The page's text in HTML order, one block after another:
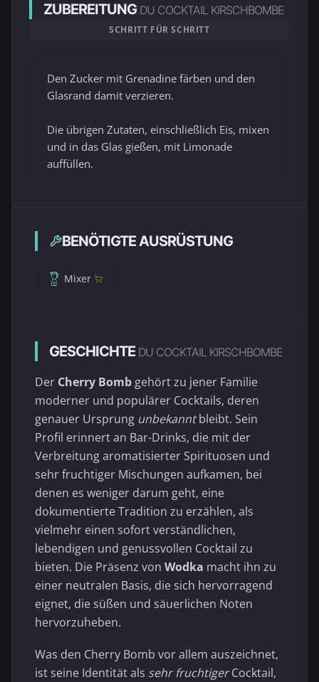
ZUBEREITUNG DU COCKTAIL KIRSCHBOMBE
SCHRITT FÜR SCHRITT
Den Zucker mit Grenadine färben und den
Glasrand damit verzieren.
Die übrigen Zutaten, einschließlich Eis, mixen
und in das Glas gießen, mit Limonade
auffüllen.
BENÖTIGTE AUSRÜSTUNG
Mixer
GESCHICHTE DU COCKTAIL KIRSCHBOMBE
Der Cherry Bomb gehört zu jener Familie
moderner und populärer Cocktails, deren
genauer Ursprung unbekanntbleibt. Sein
Profil erinnert an Bar-Drinks, die mit der
Verbreitung aromatisierter Spirituosen und
sehr fruchtiger Mischungen aufkamen, bei
denen es weniger darum geht, eine
dokumentierte Tradition zu erzählen, als
vielmehr einen sofort verständlichen,
lebendigen und genussvollen Cocktail zu
bieten. Die Präsenz von Wodka macht ihn zu
einer neutralen Basis, die sich hervorragend
eignet, die süßen und säuerlichen Noten
hervorzuheben.
Was den Cherry Bomb vor allem auszeichnet,
ist seine Identität als sehr fruchtigerCocktail,